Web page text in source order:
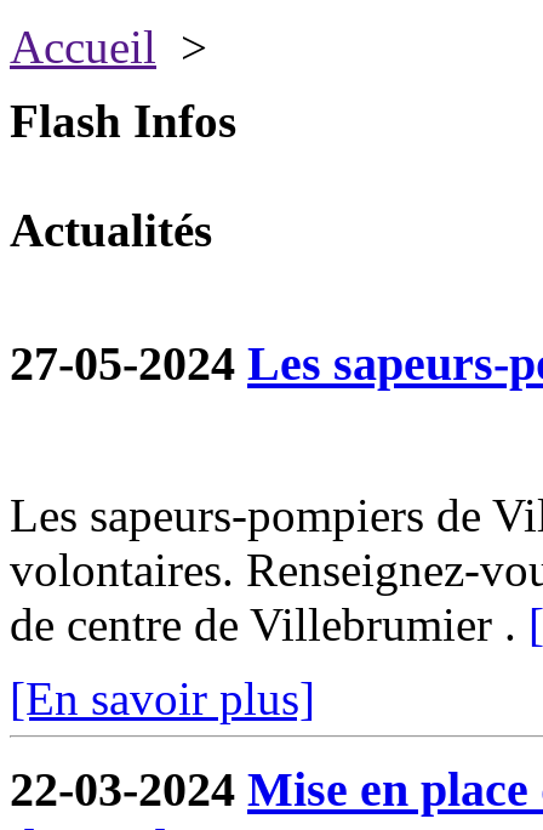
Accueil >
Flash Infos
Actualités
27-05-2024 Les sapeurs-
Les sapeurs-pompiers de
volontaires. Renseignez-
de centre de Villebrumier .
[En savoir plus]
22-03-2024 Mise en